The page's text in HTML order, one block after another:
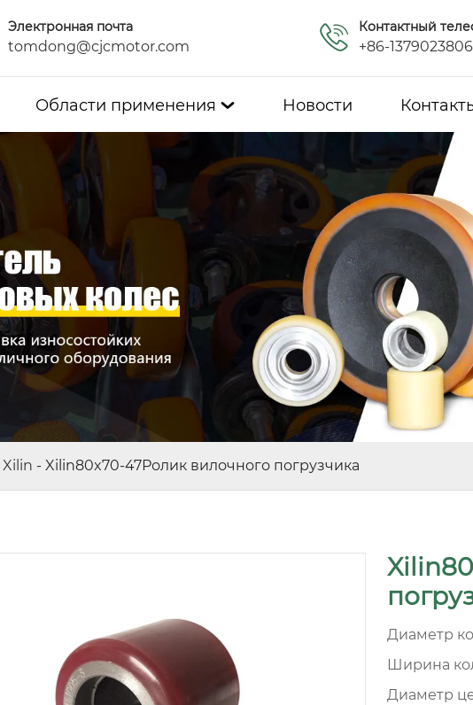
Электронная почта
tomdong@cjcmotor.com
Контактный
+86-
Области применения  Новости
Xilin - Xilin80x70-47Ролик вилочного погрузчика
Диаметр
Ширина
Диаметр